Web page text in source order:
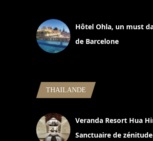
Hôtel Ohla, un must
de Barcelone
THAILANDE
Veranda Resort Hua
Sanctuaire de zénitude